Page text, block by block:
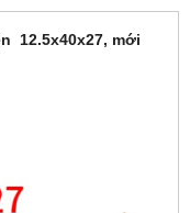
12.5x40x27, mới